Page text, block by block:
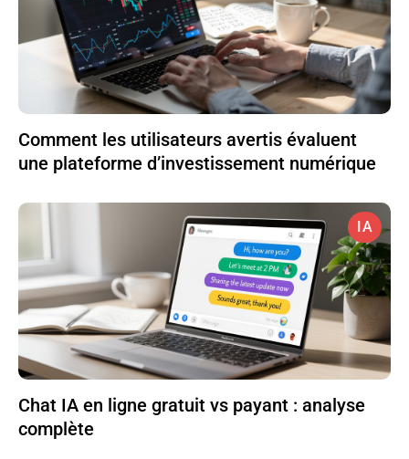
Comment les utilisateurs avertis évaluent
une plateforme d’investissement numérique
IA
Chat IA en ligne gratuit vs payant : analyse
complète